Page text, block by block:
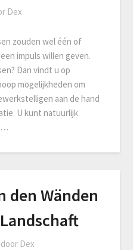
Dex
zouden wel één of
impuls willen geven.
Dan vindt u op
mogelijkheden om
aan de hand
U kunt natuurlijk
den Wänden
Dex